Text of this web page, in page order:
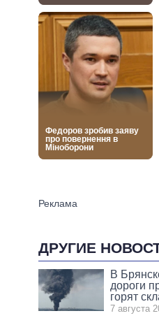
ДРУГИЕ
В
дороги
горят
7 августа